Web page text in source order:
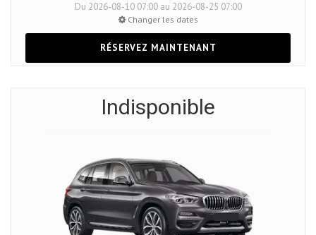
Du 2026-08-10 07:00 au 2026-08-25 07:00
Changer les dates
RÉSERVEZ MAINTENANT
Indisponible